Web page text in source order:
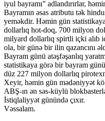
iyul bayramı” adlandırırlar,
Bayramın əsas atributu tək
yeməkdir. Həmin gün
dollarlıq hot-doq, 700 milyon
milyard dollarlıq spirtli içki alıb
ola, bir günə bir ilin qazancını
Bayram günü atəşfəşanlıq
statistikaya görə bir bayram
düz 227 milyon dollarlıq
Xeyir, həmin gün mədəniyyət
ABŞ-ın ən səs-küylü
İstiqlaliyyət günündə çıxır.
Vəssalam.